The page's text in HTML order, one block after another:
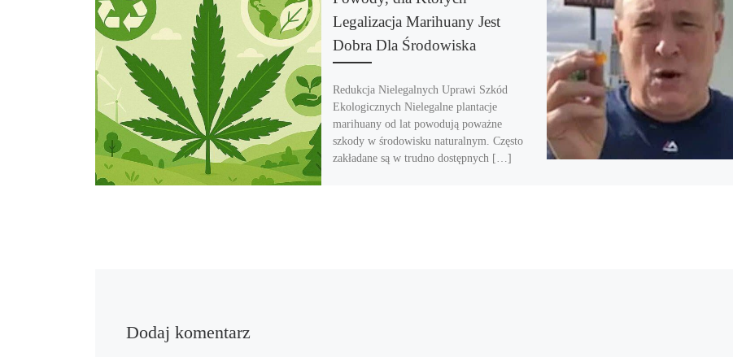
Legalizacja Marihuany Jest
Dobra Dla Środowiska
Redukcja Nielegalnych Uprawi Szkód
Ekologicznych Nielegalne plantacje
marihuany od lat powodują poważne
szkody w środowisku naturalnym. Często
zakładane są w trudno dostępnych […]
Dodaj komentarz